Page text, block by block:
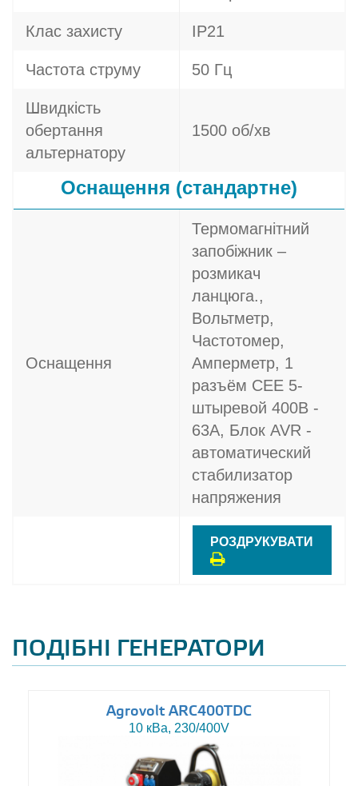
Клас захисту IP21
Частота струму 50 Гц
Швидкість
обертання
альтернатору
1500 об/хв
Оснащення (стандартне)
Оснащення
Термомагнітний
запобіжник –
розмикач
ланцюга.,
Вольтметр,
Частотомер,
Амперметр, 1
разъём CEE 5-
штыревой 400В -
63A, Блок AVR -
автоматический
стабилизатор
напряжения
РОЗДРУКУВАТИ
ПОДІБНІ ГЕНЕРАТОРИ
Agrovolt ARC400TDC
10 кВа, 230/400V